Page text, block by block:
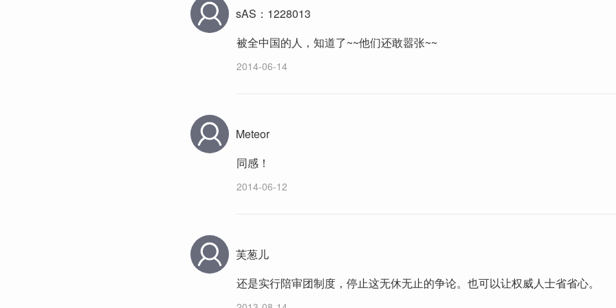
sAS：1228013
被全中国的人，知道了~~他们还敢嚣张~~
2014-06-14
Meteor
同感！
2014-06-12
芙葱儿
还是实行陪审团制度，停止这无休无止的争论。也可以让权威人士省省心。